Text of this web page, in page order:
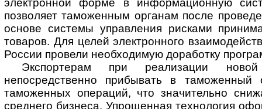
электронной форме в информационную
позволяет таможенным органам после
основе системы управления рисками
товаров. Для целей электронного
России провели необходимую доработку
Экспортерам при реализации
непосредственно прибывать в таможенный
таможенных операций, что значительно
среднего бизнеса. Упрощенная технология